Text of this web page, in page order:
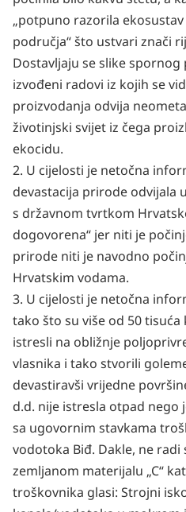
„potpuno razorila
područja“ što ustvari znači
Dostavljaju se slike
izvođeni radovi iz kojih se
proizvodanja odvija
životinjski svijet iz čega
ekocidu.
2. U cijelosti je netočna
devastacija prirode odvijala
s državnom tvrtkom
dogovorena“ jer niti je
prirode niti je navodno
Hrvatskim vodama.
3. U cijelosti je netočna
tako što su više od 50
istresli na obližnje
vlasnika i tako stvorili
devastiravši vrijedne
d.d. nije istresla otpad nego
sa ugovornim stavkama
vodotoka Biđ. Dakle, ne
zemljanom materijalu „C“
troškovnika glasi: Strojni